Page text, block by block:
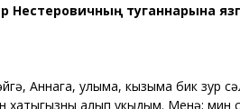
Нестеровичның туганнарына
Аннага, улыма, кызыма бик зур
хатыгызны алып укыдым. Менә; мин